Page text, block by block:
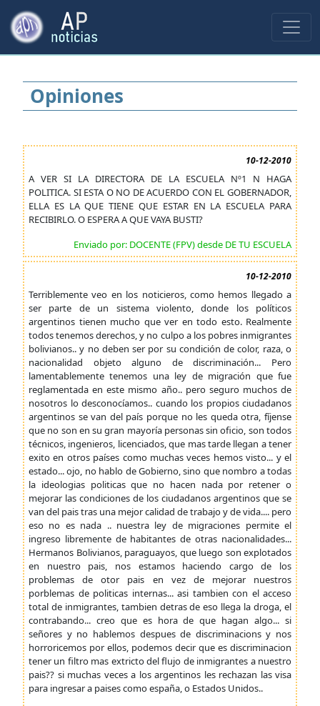
Opiniones
10-12-2010
A VER SI LA DIRECTORA DE LA ESCUELA Nº1 N HAGA
POLITICA. SI ESTA O NO DE ACUERDO CON EL GOBERNADOR,
ELLA ES LA QUE TIENE QUE ESTAR EN LA ESCUELA PARA
RECIBIRLO. O ESPERA A QUE VAYA BUSTI?
Enviado por: DOCENTE (FPV) desde DE TU ESCUELA
10-12-2010
Terriblemente veo en los noticieros, como hemos llegado a
ser parte de un sistema violento, donde los políticos
argentinos tienen mucho que ver en todo esto. Realmente
todos tenemos derechos, y no culpo a los pobres inmigrantes
bolivianos.. y no deben ser por su condición de color, raza, o
nacionalidad objeto alguno de discriminación... Pero
lamentablemente tenemos una ley de migración que fue
reglamentada en este mismo año.. pero seguro muchos de
nosotros lo desconocíamos.. cuando los propios ciudadanos
argentinos se van del país porque no les queda otra, fíjense
que no son en su gran mayoría personas sin oficio, son todos
técnicos, ingenieros, licenciados, que mas tarde llegan a tener
exito en otros países como muchas veces hemos visto... y el
estado... ojo, no hablo de Gobierno, sino que nombro a todas
la ideologias politicas que no hacen nada por retener o
mejorar las condiciones de los ciudadanos argentinos que se
van del pais tras una mejor calidad de trabajo y de vida.... pero
eso no es nada .. nuestra ley de migraciones permite el
ingreso libremente de habitantes de otras nacionalidades...
Hermanos Bolivianos, paraguayos, que luego son explotados
en nuestro pais, nos estamos haciendo cargo de los
problemas de otor pais en vez de mejorar nuestros
porblemas de politicas internas... asi tambien con el acceso
total de inmigrantes, tambien detras de eso llega la droga, el
contrabando... creo que es hora de que hagan algo... si
señores y no hablemos despues de discriminacions y nos
horroricemos por ellos, podemos decir que es discriminacion
tener un filtro mas extricto del flujo de inmigrantes a nuestro
pais?? si muchas veces a los argentinos les rechazan las visa
para ingresar a paises como españa, o Estados Unidos..